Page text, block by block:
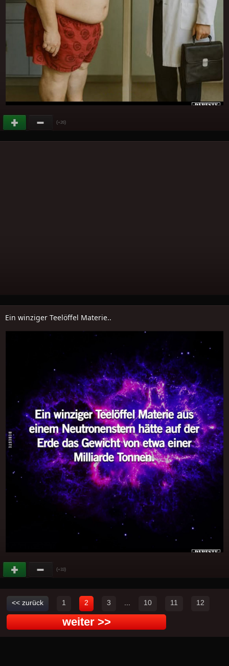
(+26)
Ein winziger Teelöffel Materie..
(+33)
<< zurück 1 2 3 ... 10 11 12
weiter >>